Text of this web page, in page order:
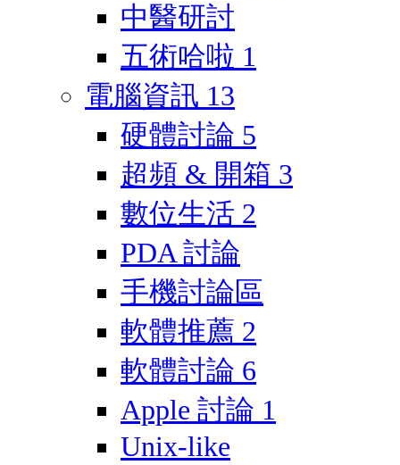
中醫研討
五術哈啦 1
電腦資訊 13
硬體討論 5
超頻 & 開箱 3
數位生活 2
PDA 討論
手機討論區
軟體推薦 2
軟體討論 6
Apple 討論 1
Unix-like